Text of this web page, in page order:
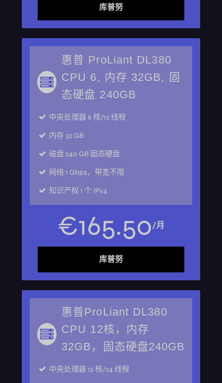
库普努
惠普 ProLiant DL380
CPU 6, 内存 32GB, 固
态硬盘 240GB
中央处理器 6 核/12 线程
内存 32 GB
磁盘240 GB 固态硬盘
网络 1 Gbps，带宽不限
知识产权 1 个 IPv4
€165.50/月
库普努
惠普ProLiant DL380
CPU 12核，内存
32GB，固态硬盘240GB
中央处理器 12 核/24 线程